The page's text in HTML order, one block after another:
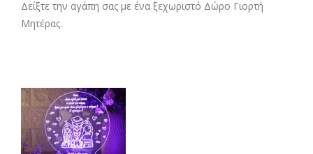
Δείξτε την αγάπη σας με ένα ξεχωριστό Δώρο Γιορτή
Μητέρας.